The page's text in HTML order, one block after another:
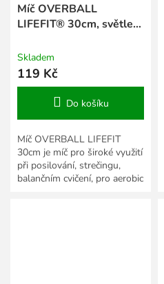
Míč OVERBALL
LIFEFIT® 30cm, světle
Skladem
119 Kč
Do košíku
Míč OVERBALL LIFEFIT
30cm je míč pro široké využití
při posilování, strečingu,
balančním cvičení, pro aerobic